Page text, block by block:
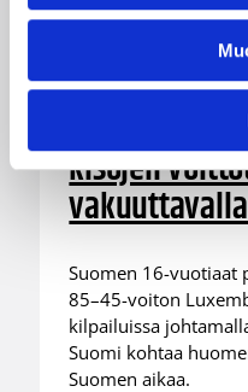
Suomen 16-
voittivat
kisojen
Suomen 16-vuotiaat
85–45-voiton
kilpailuissa
Suomi kohtaa
Suomen aikaa.